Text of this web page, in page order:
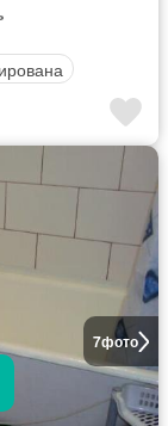
7фото